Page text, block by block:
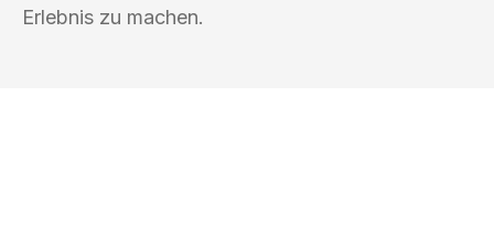
Erlebnis zu machen.